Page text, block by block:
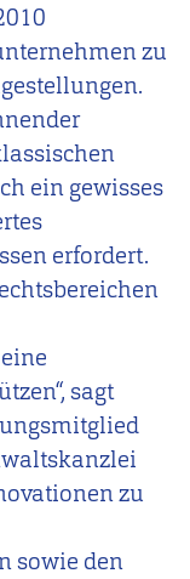
zu
ein gewisses
erfordert.
sagt
zu
sowie den